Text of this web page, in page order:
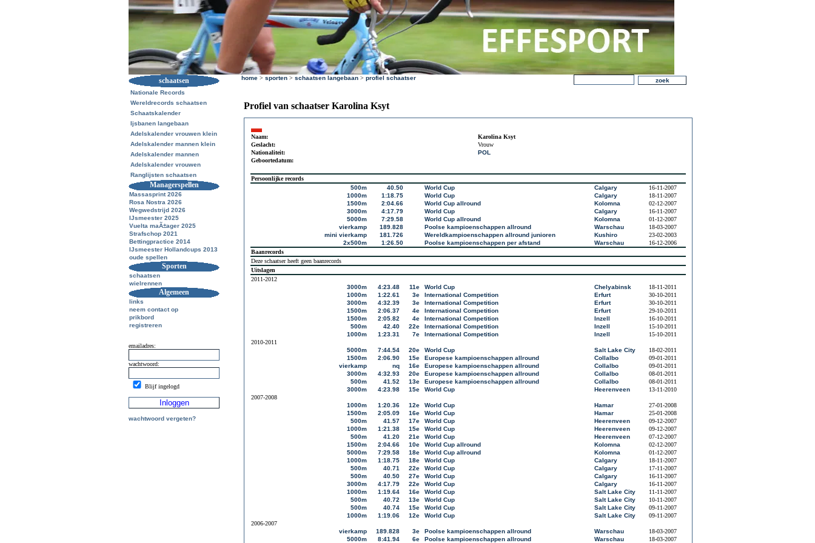
schaatsen
Nationale Records
Wereldrecords schaatsen
Schaatskalender
Ijsbanen langebaan
Adelskalender vrouwen klein
Adelskalender mannen klein
Adelskalender mannen
Adelskalender vrouwen
Ranglijsten schaatsen
Managerspellen
Massasprint 2026
Rosa Nostra 2026
Wegwedstrijd 2026
IJsmeester 2025
Vuelta maÃ±ager 2025
Strafschop 2021
Bettingpractice 2014
IJsmeester Hollandcups 2013
oude spellen
Sporten
schaatsen
wielrennen
Algemeen
links
neem contact op
prikbord
registreren
emailadres:
wachtwoord:
Blijf ingelogd
wachtwoord vergeten?
home > sporten > schaatsen langebaan > profiel schaatser
Profiel van schaatser Karolina Ksyt
Naam:
Karolina Ksyt
Geslacht:
Vrouw
Nationaliteit:
POL
Geboortedatum:
Persoonlijke records
500m
40.50 World Cup Calgary
16-11-2007
1000m
1:18.75 World Cup Calgary
18-11-2007
1500m
2:04.66 World Cup allround Kolomna
02-12-2007
3000m
4:17.79 World Cup Calgary
16-11-2007
5000m
7:29.58 World Cup allround Kolomna
01-12-2007
vierkamp
189.828 Poolse kampioenschappen allround Warschau
18-03-2007
mini vierkamp
181.726 Wereldkampioenschappen allround junioren Kushiro
23-02-2003
2x500m
1:26.50 Poolse kampioenschappen per afstand Warschau
16-12-2006
Baanrecords
Deze schaatser heeft geen baanrecords
Uitslagen
2011-2012
3000m
4:23.48 11e World Cup Chelyabinsk
18-11-2011
1000m
1:22.61 3e International Competition Erfurt
30-10-2011
3000m
4:32.39 3e International Competition Erfurt
30-10-2011
1500m
2:06.37 4e International Competition Erfurt
29-10-2011
1500m
2:05.82 4e International Competition Inzell
16-10-2011
500m
42.40 22e International Competition Inzell
15-10-2011
1000m
1:23.31 7e International Competition Inzell
15-10-2011
2010-2011
5000m
7:44.54 20e World Cup Salt Lake City
18-02-2011
1500m
2:06.90 15e Europese kampioenschappen allround Collalbo
09-01-2011
vierkamp
nq 16e Europese kampioenschappen allround Collalbo
09-01-2011
3000m
4:32.93 20e Europese kampioenschappen allround Collalbo
08-01-2011
500m
41.52 13e Europese kampioenschappen allround Collalbo
08-01-2011
3000m
4:23.98 15e World Cup Heerenveen
13-11-2010
2007-2008
1000m
1:20.36 12e World Cup Hamar
27-01-2008
1500m
2:05.09 16e World Cup Hamar
25-01-2008
500m
41.57 17e World Cup Heerenveen
09-12-2007
1000m
1:21.38 15e World Cup Heerenveen
09-12-2007
500m
41.20 21e World Cup Heerenveen
07-12-2007
1500m
2:04.66 10e World Cup allround Kolomna
02-12-2007
5000m
7:29.58 18e World Cup allround Kolomna
01-12-2007
1000m
1:18.75 18e World Cup Calgary
18-11-2007
500m
40.71 22e World Cup Calgary
17-11-2007
500m
40.50 27e World Cup Calgary
16-11-2007
3000m
4:17.79 22e World Cup Calgary
16-11-2007
1000m
1:19.64 16e World Cup Salt Lake City
11-11-2007
500m
40.72 13e World Cup Salt Lake City
10-11-2007
500m
40.74 15e World Cup Salt Lake City
09-11-2007
1000m
1:19.06 12e World Cup Salt Lake City
09-11-2007
2006-2007
vierkamp
189.828 3e Poolse kampioenschappen allround Warschau
18-03-2007
5000m
8:41.94 6e Poolse kampioenschappen allround Warschau
18-03-2007